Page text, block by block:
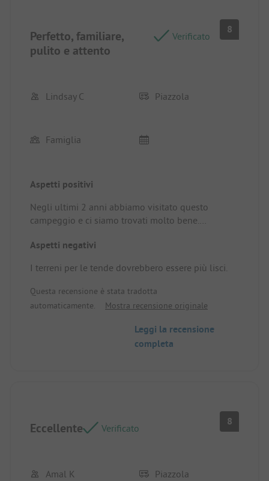
Perfetto, familiare,
pulito e attento
Verificato
8
Lindsay C Piazzola
Famiglia
Aspetti positivi
Negli ultimi 2 anni abbiamo visitato questo
campeggio e ci siamo trovati molto bene.
Eravamo tutti in tenda e c'era molto spazio sul
protuberanze.
Aspetti negativi
I terreni per le tende dovrebbero essere più lisci.
Questa recensione è stata tradotta
automaticamente.
Mostra recensione originale
Leggi la recensione
completa
Eccellente Verificato
8
Amal K Piazzola